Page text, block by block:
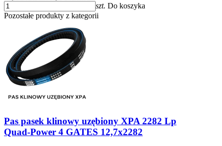
szt. Do koszyka
Pozostałe produkty z kategorii
Pas pasek klinowy uzębiony XPA 2282 Lp
Quad-Power 4 GATES 12,7x2282